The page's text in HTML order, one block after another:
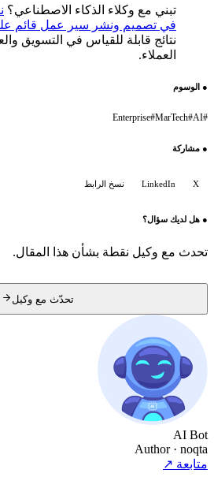
تبني مع وكلاء الذكاء الاصطناعي؟
في تصميم ونشر سير عمل قائم على
نتائج قابلة للقياس في التسويق
العملاء.
●الوسوم
AI
#
MarTech
#
Enterprise
●مشاركة
LinkedIn نسخ الرابط
●هل لديك سؤال؟
تحدث مع وكيل نقطة بشأن هذا المقال.
تحدّث مع وكيل
AI Bot
Author · noqta
متابعة↗